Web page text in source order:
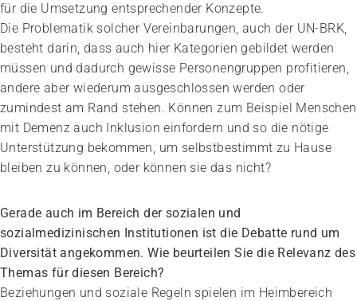
für die Umsetzung entsprechender Konzepte.
Die Problematik solcher Vereinbarungen, auch der UN-BRK,
besteht darin, dass auch hier Kategorien gebildet werden
müssen und dadurch gewisse Personengruppen profitieren,
andere aber wiederum ausgeschlossen werden oder
zumindest am Rand stehen. Können zum Beispiel Menschen
mit Demenz auch Inklusion einfordern und so die nötige
Unterstützung bekommen, um selbstbestimmt zu Hause
bleiben zu können, oder können sie das nicht?
Gerade auch im Bereich der sozialen und
sozialmedizinischen Institutionen ist die Debatte rund um
Diversität angekommen. Wie beurteilen Sie die Relevanz des
Themas für diesen Bereich?
Beziehungen und soziale Regeln spielen im Heimbereich